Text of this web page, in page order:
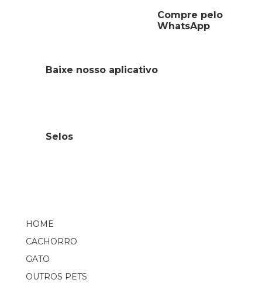
Compre pelo
WhatsApp
HOME
CACHORRO
GATO
OUTROS PETS
Baixe nosso aplicativo
Selos